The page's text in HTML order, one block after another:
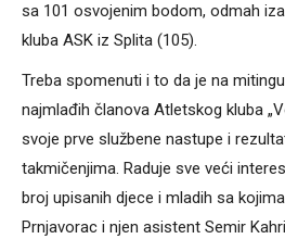
sa 101 osvojenim bodom, odmah
kluba ASK iz Splita (105).
Treba spomenuti i to da je na
najmlađih članova Atletskog kluba
svoje prve službene nastupe i
takmičenjima. Raduje sve veći
broj upisanih djece i mladih sa
Prnjavorac i njen asistent Semir